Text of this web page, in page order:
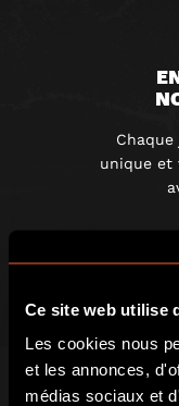
Ce site web utilise
Les cookies nous
et les annonces,
médias sociaux et
unique et
ET